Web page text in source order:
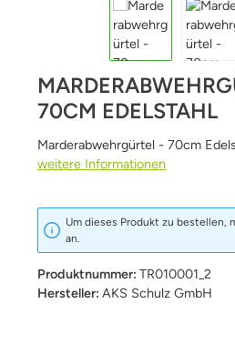
70CM EDELSTAHL
Marderabwehrgürtel - 70cm
weitere Informationen
Um dieses Produkt zu bestellen,
an.
Produktnummer: TR010001_2
Hersteller: AKS Schulz GmbH